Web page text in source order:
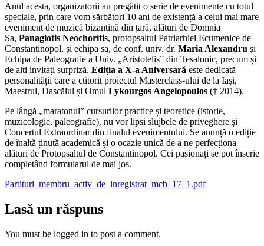
Anul acesta, organizatorii au pregătit o serie de evenimente cu totul
speciale, prin care vom sărbători 10 ani de existență a celui mai mare
eveniment de muzică bizantină din țară, alături de Domnia
Sa, Panagiotis Neochoritis, protopsaltul Patriarhiei Ecumenice de
Constantinopol, și echipa sa, de conf. univ. dr. Maria Alexandru și
Echipa de Paleografie a Univ. „Aristotelis” din Tesalonic, precum și
de alți invitați surpriză. Ediția a X-a Aniversară este dedicată
personalității care a ctitorit proiectul Masterclass-ului de la Iași,
Maestrul, Dascălul și Omul Lykourgos Angelopoulos († 2014).
Pe lângă „maratonul” cursurilor practice și teoretice (istorie,
muzicologie, paleografie), nu vor lipsi slujbele de priveghere și
Concertul Extraordinar din finalul evenimentului. Se anunță o ediție
de înaltă ținută academică și o ocazie unică de a ne perfecționa
alături de Protopsaltul de Constantinopol. Cei pasionați se pot înscrie
completând formularul de mai jos.
Partituri_membru_activ_de_inregistrat_mcb_17_1.pdf
Lasă un răspuns
You must be logged in to post a comment.